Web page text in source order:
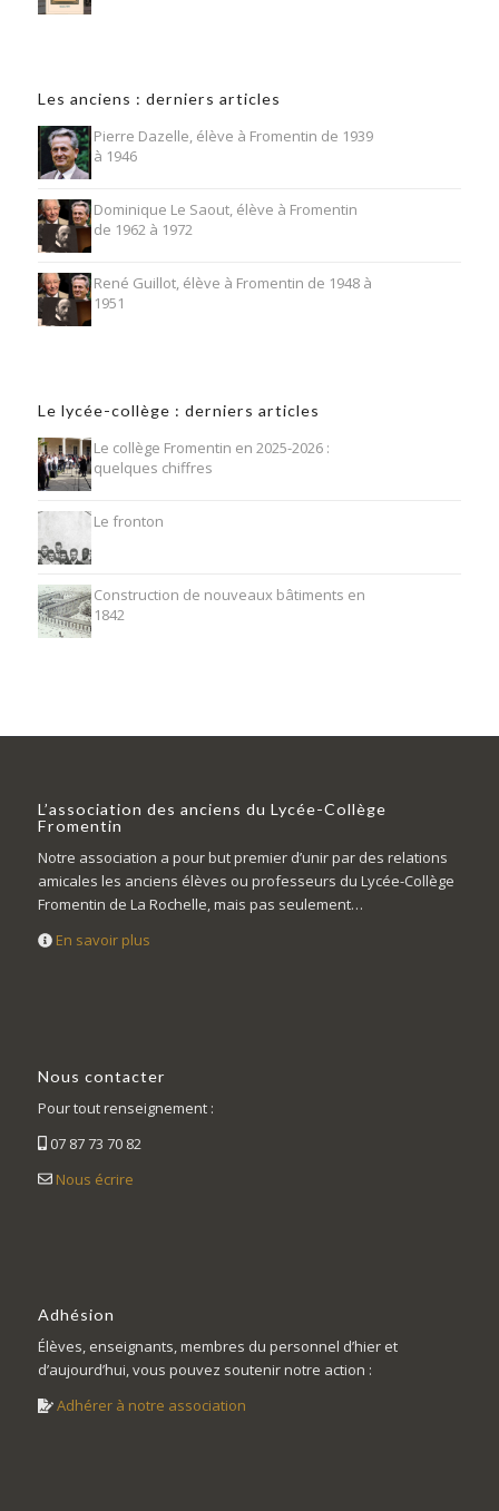
Les anciens : derniers articles
Pierre Dazelle, élève à Fromentin de 1939
à 1946
Dominique Le Saout, élève à Fromentin
de 1962 à 1972
René Guillot, élève à Fromentin de 1948 à
1951
Le lycée-collège : derniers articles
Le collège Fromentin en 2025-2026 :
quelques chiffres
Le fronton
Construction de nouveaux bâtiments en
1842
L’association des anciens du Lycée-Collège
Fromentin
Notre association a pour but premier d’unir par des relations
amicales les anciens élèves ou professeurs du Lycée-Collège
Fromentin de La Rochelle, mais pas seulement…
En savoir plus
Nous contacter
Pour tout renseignement :
07 87 73 70 82
Nous écrire
Adhésion
Élèves, enseignants, membres du personnel d’hier et
d’aujourd’hui, vous pouvez soutenir notre action :
Adhérer à notre association